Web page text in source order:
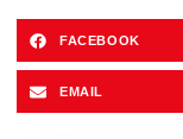
FACEBOOK
EMAIL